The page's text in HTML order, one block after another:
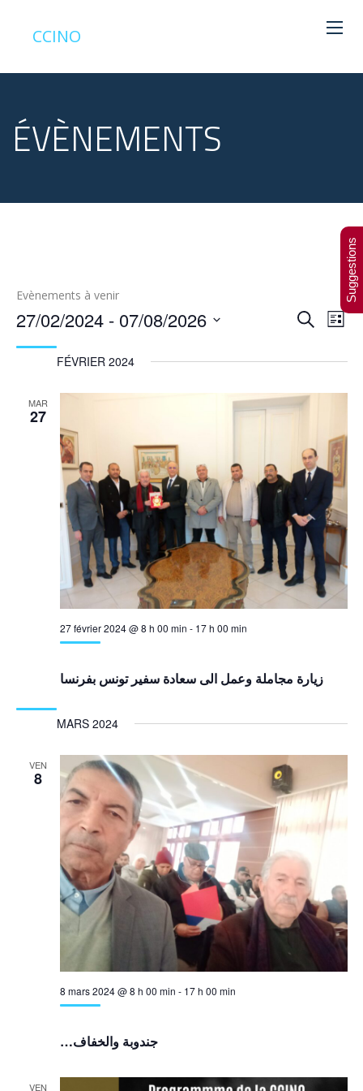
CCINO
ÉVÈNEMENTS
Evènements à venir
ET
DE
VUES
Recherche
Liste
27/02/2024 - 07/08/2026
une
FÉVRIER 2024
MAR
27
27 février 2024 @ 8 h 00 min - 17 h 00 min
زيارة مجاملة وعمل الى سعادة سفير تونس بفرنسا
MARS 2024
VEN
8
8 mars 2024 @ 8 h 00 min - 17 h 00 min
…جندوبة والخفاف
VEN
Suggestions